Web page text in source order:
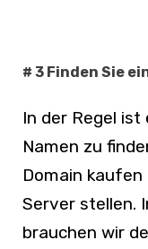
# 3 Finden Sie
In der Regel ist
Namen zu
Domain
Server stellen.
brauchen wir